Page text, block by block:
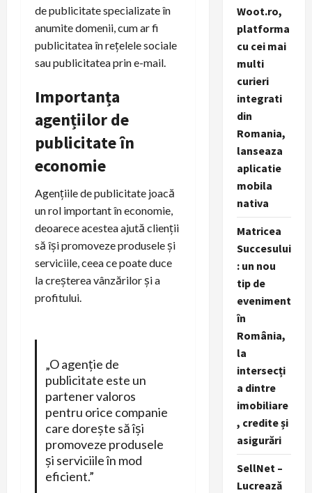
de publicitate specializate în
anumite domenii, cum ar fi
publicitatea în rețelele sociale
sau publicitatea prin e-mail.
Importanța
agențiilor de
publicitate în
economie
Agențiile de publicitate joacă
un rol important în economie,
deoarece acestea ajută clienții
să își promoveze produsele și
serviciile, ceea ce poate duce
la creșterea vânzărilor și a
profitului.
„O agenție de
publicitate este un
partener valoros
pentru orice companie
care dorește să își
promoveze produsele
și serviciile în mod
eficient.”
Woot.ro,
platforma
cu cei mai
multi
curieri
integrati
din
Romania,
lanseaza
aplicatie
mobila
nativa
Matricea
Succesului
: un nou
tip de
eveniment
în
România,
la
intersecți
a dintre
imobiliare
, credite și
asigurări
SellNet –
Lucrează